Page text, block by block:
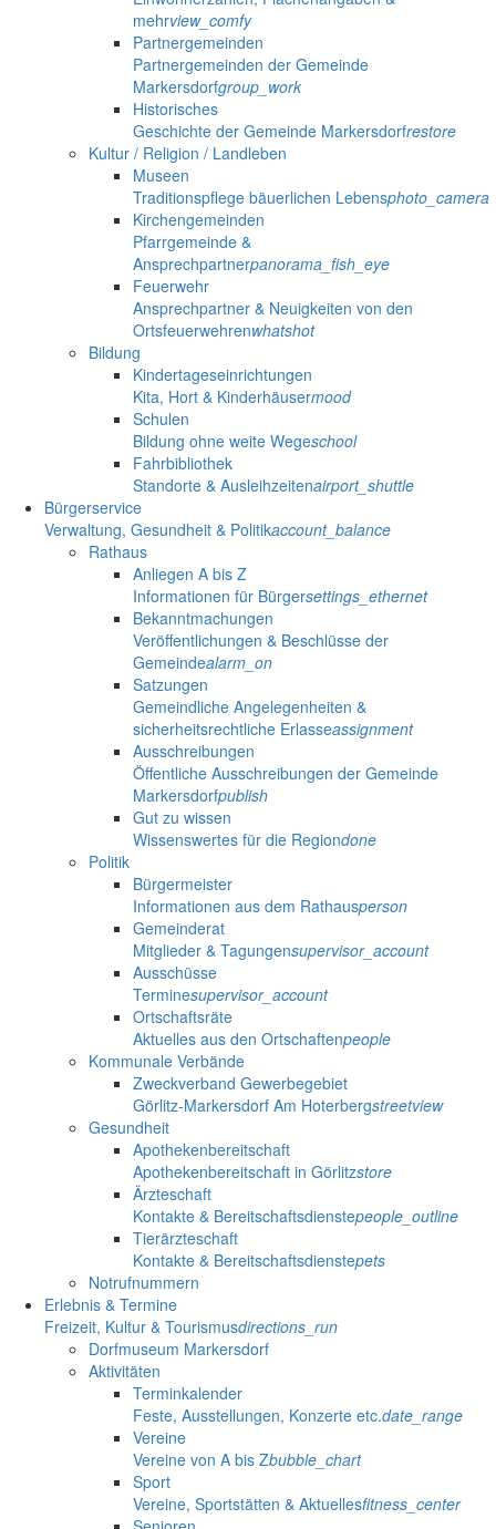
mehrview_comfy
Partnergemeinden
Partnergemeinden der Gemeinde
Markersdorfgroup_work
Historisches
Geschichte der Gemeinde Markersdorfrestore
Kultur / Religion / Landleben
Museen
Traditionspflege bäuerlichen Lebensphoto_camera
Kirchengemeinden
Pfarrgemeinde &
Ansprechpartnerpanorama_fish_eye
Feuerwehr
Ansprechpartner & Neuigkeiten von den
Ortsfeuerwehrenwhatshot
Bildung
Kindertageseinrichtungen
Kita, Hort & Kinderhäusermood
Schulen
Bildung ohne weite Wegeschool
Fahrbibliothek
Standorte & Ausleihzeitenairport_shuttle
Bürgerservice
Verwaltung, Gesundheit & Politikaccount_balance
Rathaus
Anliegen A bis Z
Informationen für Bürgersettings_ethernet
Bekanntmachungen
Veröffentlichungen & Beschlüsse der
Gemeindealarm_on
Satzungen
Gemeindliche Angelegenheiten &
sicherheitsrechtliche Erlasseassignment
Ausschreibungen
Öffentliche Ausschreibungen der Gemeinde
Markersdorfpublish
Gut zu wissen
Wissenswertes für die Regiondone
Politik
Bürgermeister
Informationen aus dem Rathausperson
Gemeinderat
Mitglieder & Tagungensupervisor_account
Ausschüsse
Terminesupervisor_account
Ortschaftsräte
Aktuelles aus den Ortschaftenpeople
Kommunale Verbände
Zweckverband Gewerbegebiet
Görlitz-Markersdorf Am Hoterbergstreetview
Gesundheit
Apothekenbereitschaft
Apothekenbereitschaft in Görlitzstore
Ärzteschaft
Kontakte & Bereitschaftsdienstepeople_outline
Tierärzteschaft
Kontakte & Bereitschaftsdienstepets
Notrufnummern
Erlebnis & Termine
Freizeit, Kultur & Tourismusdirections_run
Dorfmuseum Markersdorf
Aktivitäten
Terminkalender
Feste, Ausstellungen, Konzerte etc.date_range
Vereine
Vereine von A bis Zbubble_chart
Sport
Vereine, Sportstätten & Aktuellesfitness_center